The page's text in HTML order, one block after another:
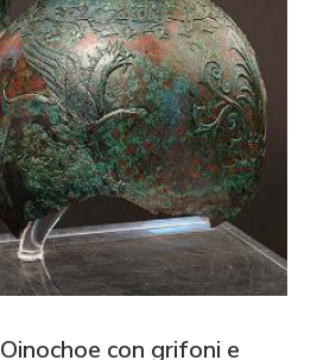
Oinochoe con grifoni e